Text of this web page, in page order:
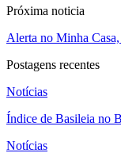
Próxima noticia
Alerta no Minha
Postagens recentes
Notícias
Índice de Basileia no
Notícias